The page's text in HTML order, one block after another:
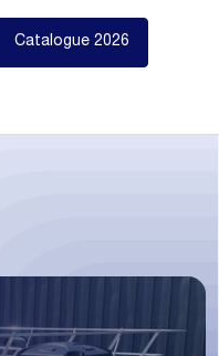
Catalogue 2026